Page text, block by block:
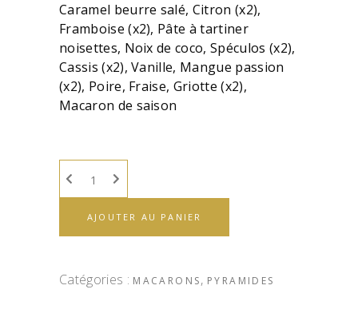
Caramel beurre salé, Citron (x2),
Framboise (x2), Pâte à tartiner
noisettes, Noix de coco, Spéculos (x2),
Cassis (x2), Vanille, Mangue passion
(x2), Poire, Fraise, Griotte (x2),
Macaron de saison
AJOUTER AU PANIER
Catégories : MACARONS, PYRAMIDES